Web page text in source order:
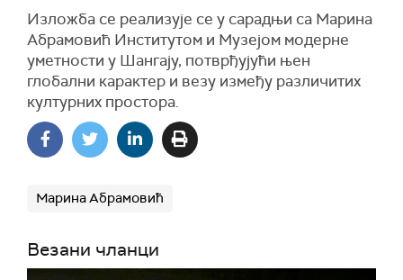
Изложба се реализује се у сарадњи са Марина
Абрамовић Институтом и Музејом модерне
уметности у Шангају, потврђујући њен
глобални карактер и везу између различитих
културних простора.
Марина Абрамовић
Везани чланци